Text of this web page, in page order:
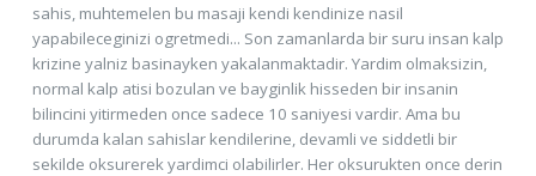
sahis, muhtemelen bu masaji kendi kendinize nasil
yapabileceginizi ogretmedi... Son zamanlarda bir suru insan kalp
krizine yalniz basinayken yakalanmaktadir. Yardim olmaksizin,
normal kalp atisi bozulan ve bayginlik hisseden bir insanin
bilincini yitirmeden once sadece 10 saniyesi vardir. Ama bu
durumda kalan sahislar kendilerine, devamli ve siddetli bir
sekilde oksurerek yardimci olabilirler. Her oksurukten once derin